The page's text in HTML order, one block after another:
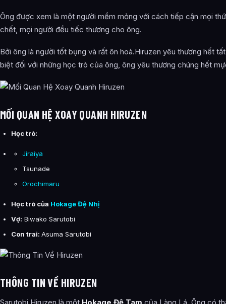
Ông được xem là một người mềm mỏng với cách tiếp cận mọi
chết, mọi người đều tiếc thương cho ông.
Bởi ông là người tốt bụng và rất ôn hoà.Hiruzen yêu thương hết
biệt đối với những học trò của ông, ông yêu thương chúng hết
MỐI QUAN HỆ XOAY QUANH HIRUZEN
Học trò:
Jiraiya
Tsunade
Orochimaru
Học trò của Hokage Đệ Nhị
Vợ: Biwako Sarutobi
Con trai: Asuma Sarutobi
THÔNG TIN VỀ HIRUZEN